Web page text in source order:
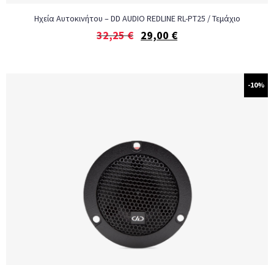
Ηχεία Αυτοκινήτου – DD AUDIO REDLINE RL-PT25 / Τεμάχιο
32,25€ 29,00 €
-10%